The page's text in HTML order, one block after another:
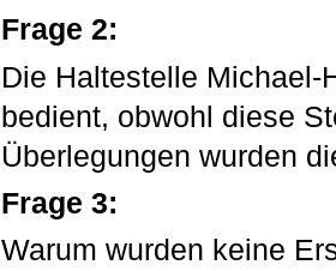
Frage 2:
Die Haltestelle Michael-
bedient, obwohl diese
Überlegungen wurden
Frage 3:
Warum wurden keine